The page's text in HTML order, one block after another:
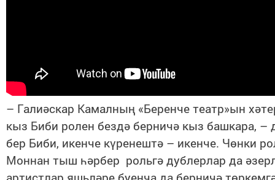
– Галиәскар Камалның «Беренче театр»ын
кыз Биби ролен бездә берничә кыз башкара,
бер Биби, икенче күренештә – икенче. Чөнки
Моннан тыш һәрбер рольгә дублерлар да